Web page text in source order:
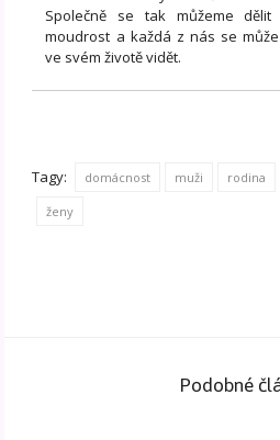
Společně se tak můžeme
moudrost a každá z nás se
ve svém životě vidět.
Tagy: domácnost muži rodina
ženy
Podobné